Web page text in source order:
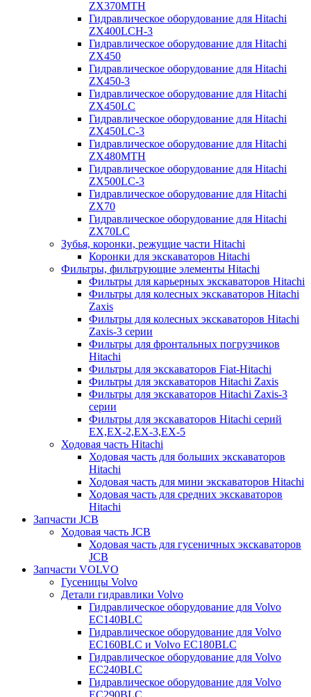
ZX370MTH
Гидравлическое оборудование для Hitachi
ZX400LCH-3
Гидравлическое оборудование для Hitachi
ZX450
Гидравлическое оборудование для Hitachi
ZX450-3
Гидравлическое оборудование для Hitachi
ZX450LC
Гидравлическое оборудование для Hitachi
ZX450LC-3
Гидравлическое оборудование для Hitachi
ZX480MTH
Гидравлическое оборудование для Hitachi
ZX500LC-3
Гидравлическое оборудование для Hitachi
ZX70
Гидравлическое оборудование для Hitachi
ZX70LC
Зубья, коронки, режущие части Hitachi
Коронки для экскаваторов Hitachi
Фильтры, фильтрующие элементы Hitachi
Фильтры для карьерных экскаваторов Hitachi
Фильтры для колесных экскаваторов Hitachi
Zaxis
Фильтры для колесных экскаваторов Hitachi
Zaxis-3 серии
Фильтры для фронтальных погрузчиков
Hitachi
Фильтры для экскаваторов Fiat-Hitachi
Фильтры для экскаваторов Hitachi Zaxis
Фильтры для экскаваторов Hitachi Zaxis-3
серии
Фильтры для экскаваторов Hitachi серий
EX,EX-2,EX-3,EX-5
Ходовая часть Hitachi
Ходовая часть для больших экскаваторов
Hitachi
Ходовая часть для мини экскаваторов Hitachi
Ходовая часть для средних экскаваторов
Hitachi
Запчасти JCB
Ходовая часть JCB
Ходовая часть для гусеничных экскаваторов
JCB
Запчасти VOLVO
Гусеницы Volvo
Детали гидравлики Volvo
Гидравлическое оборудование для Volvo
EC140BLC
Гидравлическое оборудование для Volvo
EC160BLC и Volvo EC180BLC
Гидравлическое оборудование для Volvo
EC240BLC
Гидравлическое оборудование для Volvo
EC290BLC